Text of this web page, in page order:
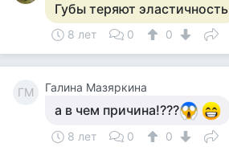
Губы теряют эластичность
8 лет 0 0
ГМ Галина Мазяркина
а в чем причина!???
8 лет 0 0